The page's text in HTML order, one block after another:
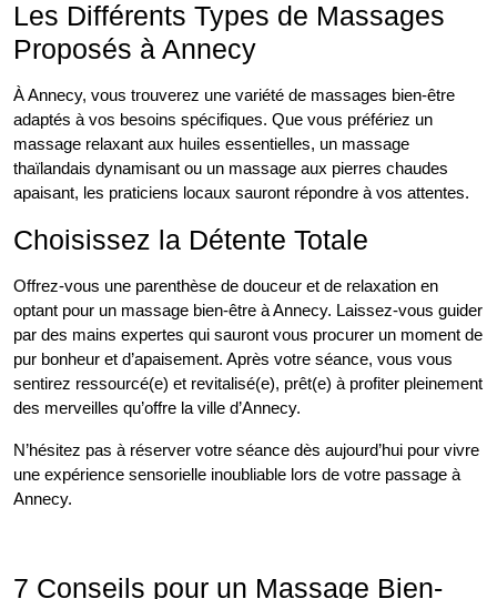
Les Différents Types de Massages
Proposés à Annecy
À Annecy, vous trouverez une variété de massages bien-être
adaptés à vos besoins spécifiques. Que vous préfériez un
massage relaxant aux huiles essentielles, un massage
thaïlandais dynamisant ou un massage aux pierres chaudes
apaisant, les praticiens locaux sauront répondre à vos attentes.
Choisissez la Détente Totale
Offrez-vous une parenthèse de douceur et de relaxation en
optant pour un massage bien-être à Annecy. Laissez-vous guider
par des mains expertes qui sauront vous procurer un moment de
pur bonheur et d’apaisement. Après votre séance, vous vous
sentirez ressourcé(e) et revitalisé(e), prêt(e) à profiter pleinement
des merveilles qu’offre la ville d’Annecy.
N’hésitez pas à réserver votre séance dès aujourd’hui pour vivre
une expérience sensorielle inoubliable lors de votre passage à
Annecy.
7 Conseils pour un Massage Bien-